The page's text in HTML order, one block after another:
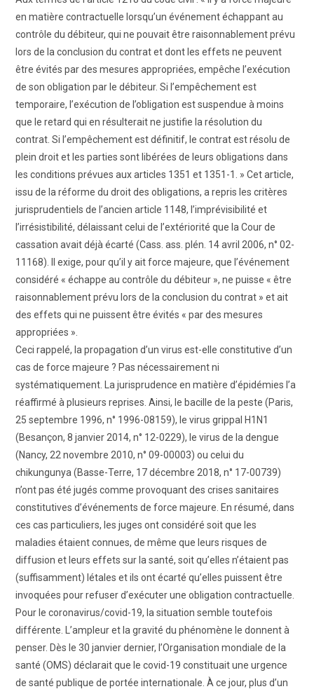
en matière contractuelle lorsqu’un événement échappant au
contrôle du débiteur, qui ne pouvait être raisonnablement prévu
lors de la conclusion du contrat et dont les effets ne peuvent
être évités par des mesures appropriées, empêche l’exécution
de son obligation par le débiteur. Si l’empêchement est
temporaire, l’exécution de l’obligation est suspendue à moins
que le retard qui en résulterait ne justifie la résolution du
contrat. Si l’empêchement est définitif, le contrat est résolu de
plein droit et les parties sont libérées de leurs obligations dans
les conditions prévues aux articles 1351 et 1351-1. » Cet article,
issu de la réforme du droit des obligations, a repris les critères
jurisprudentiels de l’ancien article 1148, l’imprévisibilité et
l’irrésistibilité, délaissant celui de l’extériorité que la Cour de
cassation avait déjà écarté (Cass. ass. plén. 14 avril 2006, n° 02-
11168). Il exige, pour qu’il y ait force majeure, que l’événement
considéré « échappe au contrôle du débiteur », ne puisse « être
raisonnablement prévu lors de la conclusion du contrat » et ait
des effets qui ne puissent être évités « par des mesures
appropriées ».
Ceci rappelé, la propagation d’un virus est-elle constitutive d’un
cas de force majeure ? Pas nécessairement ni
systématiquement. La jurisprudence en matière d’épidémies l’a
réaffirmé à plusieurs reprises. Ainsi, le bacille de la peste (Paris,
25 septembre 1996, n° 1996-08159), le virus grippal H1N1
(Besançon, 8 janvier 2014, n° 12-0229), le virus de la dengue
(Nancy, 22 novembre 2010, n° 09-00003) ou celui du
chikungunya (Basse-Terre, 17 décembre 2018, n° 17-00739)
n’ont pas été jugés comme provoquant des crises sanitaires
constitutives d’événements de force majeure. En résumé, dans
ces cas particuliers, les juges ont considéré soit que les
maladies étaient connues, de même que leurs risques de
diffusion et leurs effets sur la santé, soit qu’elles n’étaient pas
(suffisamment) létales et ils ont écarté qu’elles puissent être
invoquées pour refuser d’exécuter une obligation contractuelle.
Pour le coronavirus/covid-19, la situation semble toutefois
différente. L’ampleur et la gravité du phénomène le donnent à
penser. Dès le 30 janvier dernier, l’Organisation mondiale de la
santé (OMS) déclarait que le covid-19 constituait une urgence
de santé publique de portée internationale. À ce jour, plus d’un